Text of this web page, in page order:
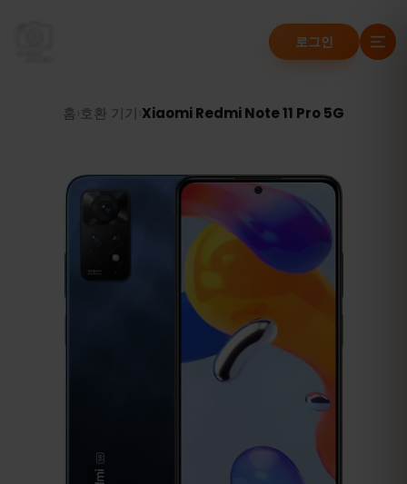
로그인
홈 호환 기기 Xiaomi Redmi Note 11 Pro 5G